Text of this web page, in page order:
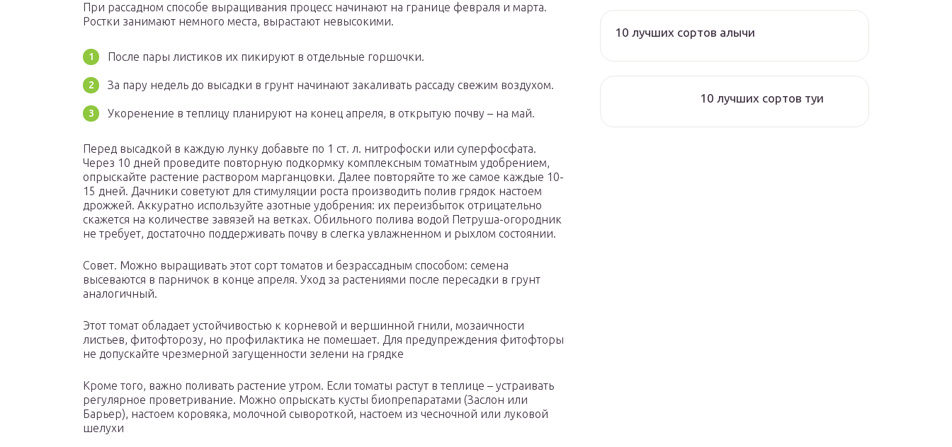
При рассадном способе выращивания процесс начинают на границе февраля и марта.
Ростки занимают немного места, вырастают невысокими.
После пары листиков их пикируют в отдельные горшочки.
За пару недель до высадки в грунт начинают закаливать рассаду свежим воздухом.
Укоренение в теплицу планируют на конец апреля, в открытую почву – на май.
Перед высадкой в каждую лунку добавьте по 1 ст. л. нитрофоски или суперфосфата.
Через 10 дней проведите повторную подкормку комплексным томатным удобрением,
опрыскайте растение раствором марганцовки. Далее повторяйте то же самое каждые 10-
15 дней. Дачники советуют для стимуляции роста производить полив грядок настоем
дрожжей. Аккуратно используйте азотные удобрения: их переизбыток отрицательно
скажется на количестве завязей на ветках. Обильного полива водой Петруша-огородник
не требует, достаточно поддерживать почву в слегка увлажненном и рыхлом состоянии.
Совет. Можно выращивать этот сорт томатов и безрассадным способом: семена
высеваются в парничок в конце апреля. Уход за растениями после пересадки в грунт
аналогичный.
Этот томат обладает устойчивостью к корневой и вершинной гнили, мозаичности
листьев, фитофторозу, но профилактика не помешает. Для предупреждения фитофторы
не допускайте чрезмерной загущенности зелени на грядке
Кроме того, важно поливать растение утром. Если томаты растут в теплице – устраивать
регулярное проветривание. Можно опрыскать кусты биопрепаратами (Заслон или
Барьер), настоем коровяка, молочной сывороткой, настоем из чесночной или луковой
шелухи
10 лучших сортов алычи
10 лучших сортов туи